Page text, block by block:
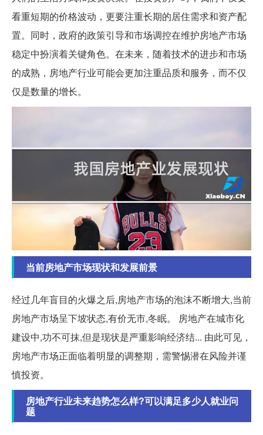
看重短期的价格波动，更要注重长期的居住需求和资产配
置。同时，政府的政策引导和市场调控在维护房地产市场
稳定中扮演着关键角色。在未来，随着技术的进步和市场
的成熟，房地产行业可能会更加注重品质和服务，而不仅
仅是数量的增长。
当前房地产市场现状和发展前景
经过几年盲目的火爆之后,房地产市场的泡沫不断增大,当前
房地产市场呈下坡状态,有价无市,冬眠。 房地产在城市化
建设中,功不可抹,但是现状是严重影响经济结... 由此可见，
房地产市场正面临着明显的调整期，需警惕潜在风险并谨
慎投资。
房地产行业未来趋势怎么样?可以满足多少人就业问
题